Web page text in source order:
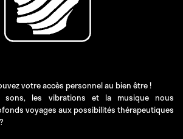
votre accès personnel au bien être !
sons, les vibrations et la musique nous
voyages aux possibilités thérapeutiques